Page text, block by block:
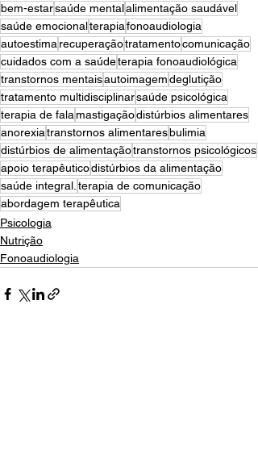
bem-estarsaúde mentalalimentação saudável
saúde emocionalterapiafonoaudiologia
autoestima recuperaçãotratamentocomunicação
cuidados com a saúdeterapia fonoaudiológica
transtornos mentaisautoimagemdeglutição
tratamento multidisciplinarsaúde psicológica
terapia de falamastigaçãodistúrbios alimentares
anorexiatranstornos alimentaresbulimia
distúrbios de alimentaçãotranstornos psicológicos
apoio terapêuticodistúrbios da alimentação
saúde integral. terapia de comunicação
abordagem terapêutica
Psicologia
Nutrição
Fonoaudiologia